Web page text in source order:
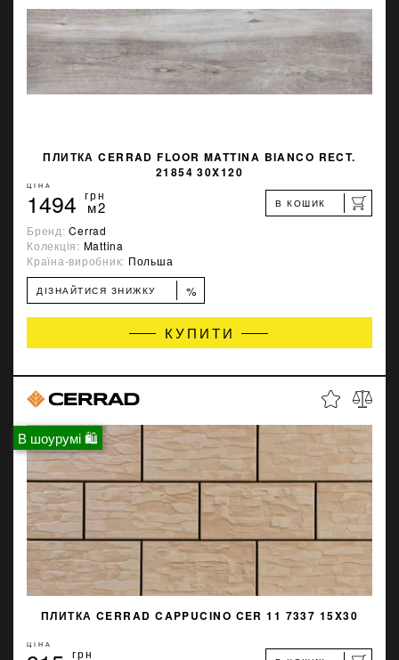
ПЛИТКА CERRAD FLOOR MATTINA BIANCO RECT.
21854 30X120
ЦІНА
1494 грн
м2 В КОШИК
Бренд:Cerrad
Колекція: Mattina
Країна-виробник: Польша
ДІЗНАЙТИСЯ ЗНИЖКУ %
КУПИТИ
В шоурумі 🛍
ПЛИТКА CERRAD CAPPUCINO CER 11 7337 15X30
ЦІНА
грн